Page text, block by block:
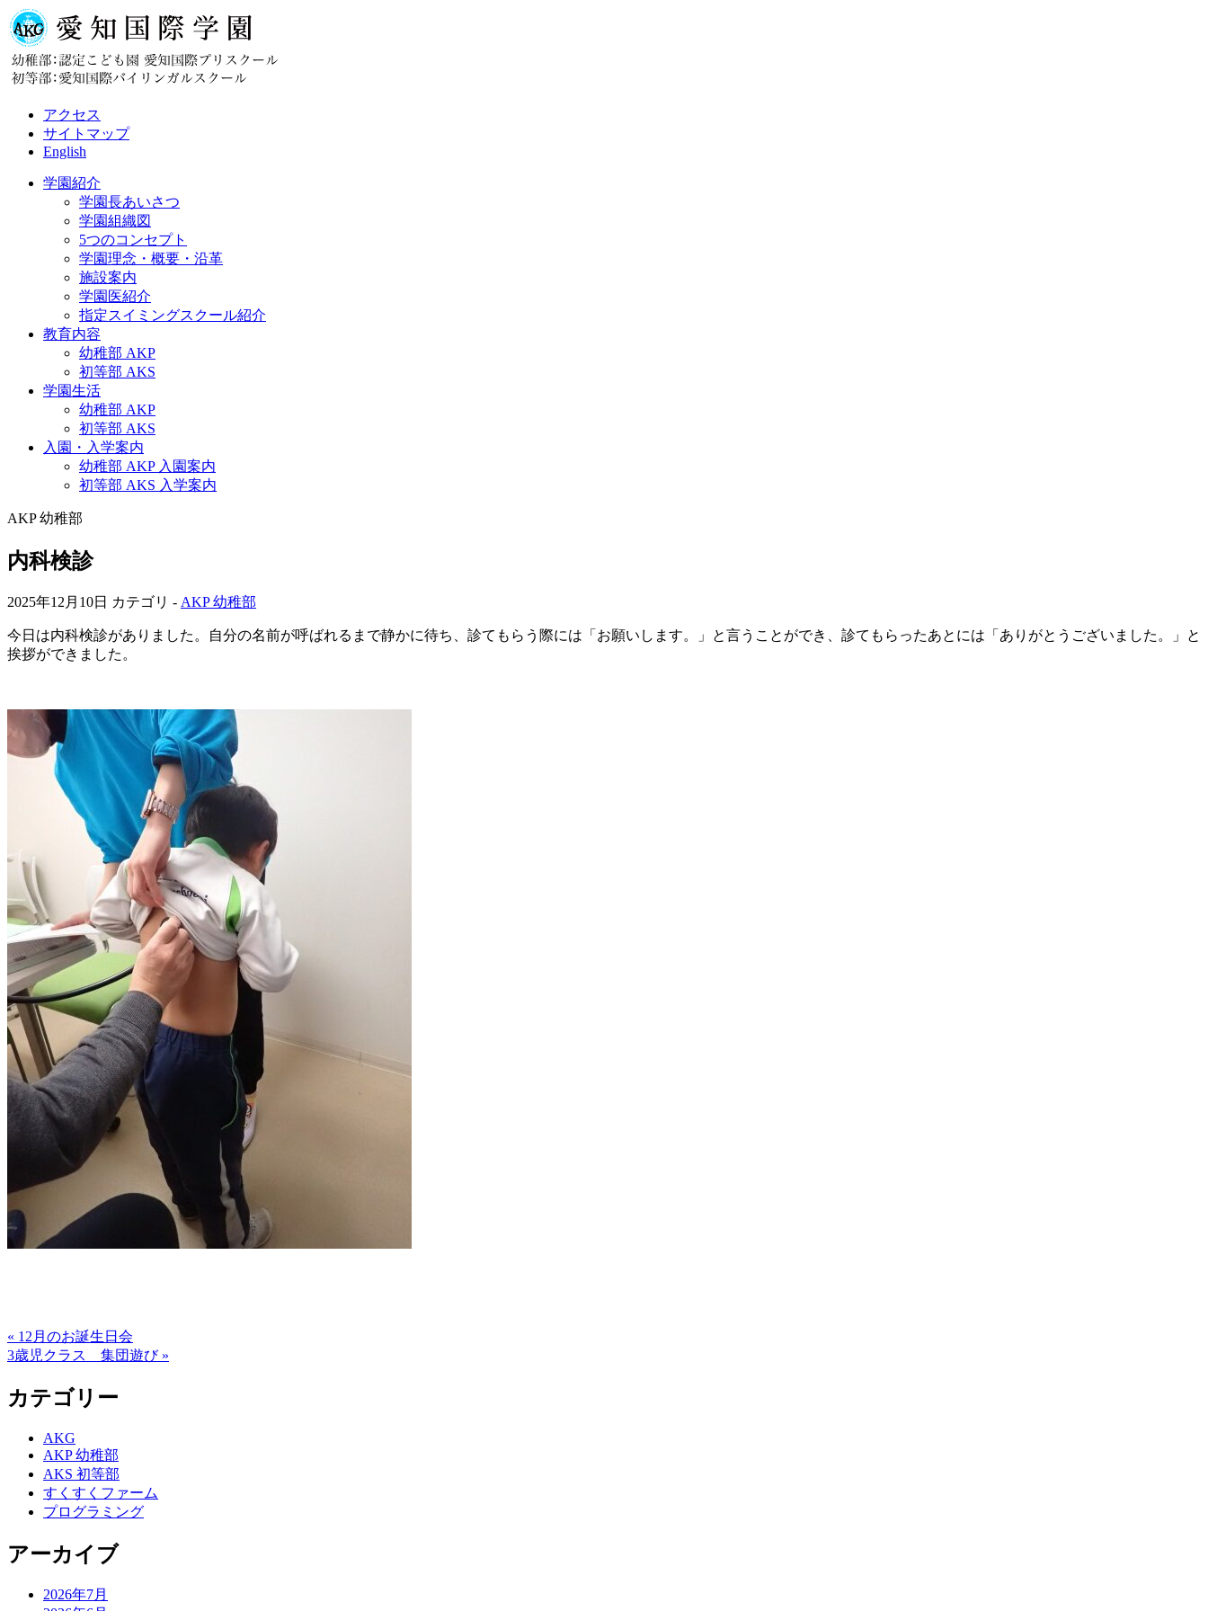
アクセス
サイトマップ
English
学園紹介
学園長あいさつ
学園組織図
5つのコンセプト
学園理念・概要・沿革
施設案内
学園医紹介
指定スイミングスクール紹介
教育内容
幼稚部 AKP
初等部 AKS
学園生活
幼稚部 AKP
初等部 AKS
入園・入学案内
幼稚部 AKP 入園案内
初等部 AKS 入学案内
AKP 幼稚部
内科検診
2025年12月10日 カテゴリ - AKP 幼稚部
今日は内科検診がありました。自分の名前が呼ばれるまで静かに待ち、診てもらう際には「お願いします。」と言うことができ、診てもらったあとには「ありがとうございました。」と
挨拶ができました。
« 12月のお誕生日会
3歳児クラス 集団遊び »
カテゴリー
AKG
AKP 幼稚部
AKS 初等部
すくすくファーム
プログラミング
アーカイブ
2026年7月